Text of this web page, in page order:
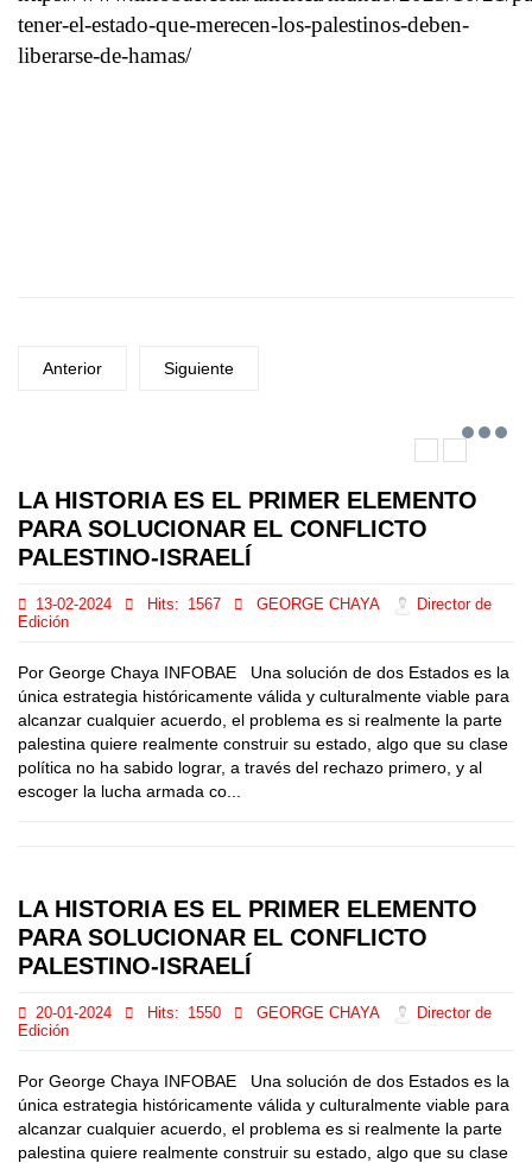
tener-el-estado-que-merecen-los-palestinos-deben-
liberarse-de-hamas/
Anterior Siguiente
LA HISTORIA ES EL PRIMER ELEMENTO
PARA SOLUCIONAR EL CONFLICTO
PALESTINO-ISRAELÍ
13-02-2024 Hits: 1567 GEORGE CHAYA
Director de
Edición
Por George Chaya INFOBAE Una solución de dos Estados es la
única estrategia históricamente válida y culturalmente viable para
alcanzar cualquier acuerdo, el problema es si realmente la parte
palestina quiere realmente construir su estado, algo que su clase
política no ha sabido lograr, a través del rechazo primero, y al
escoger la lucha armada co...
LA HISTORIA ES EL PRIMER ELEMENTO
PARA SOLUCIONAR EL CONFLICTO
PALESTINO-ISRAELÍ
20-01-2024 Hits: 1550 GEORGE CHAYA
Director de
Edición
Por George Chaya INFOBAE Una solución de dos Estados es la
única estrategia históricamente válida y culturalmente viable para
alcanzar cualquier acuerdo, el problema es si realmente la parte
palestina quiere realmente construir su estado, algo que su clase